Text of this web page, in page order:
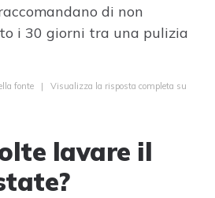
di non
i 30 giorni tra una pulizia
fonte | Visualizza la risposta completa su
lavare il